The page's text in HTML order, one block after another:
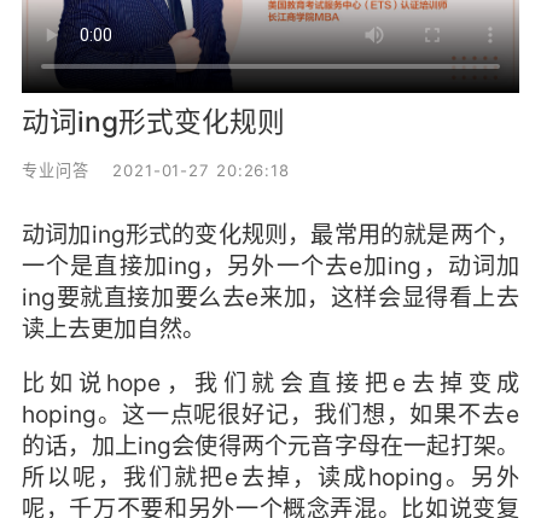
动词ing形式变化规则
专业问答 2021-01-27 20:26:18
动词加ing形式的变化规则，最常用的就是两个，
一个是直接加ing，另外一个去e加ing，动词加
ing要就直接加要么去e来加，这样会显得看上去
读上去更加自然。
比如说hope，我们就会直接把e去掉变成
hoping。这一点呢很好记，我们想，如果不去e
的话，加上ing会使得两个元音字母在一起打架。
所以呢，我们就把e去掉，读成hoping。另外
呢，千万不要和另外一个概念弄混。比如说变复